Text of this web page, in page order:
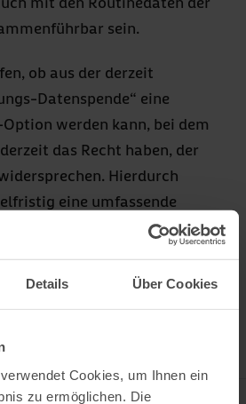
Details Über Cookies
Cookies, um Ihnen ein
zu ermöglichen. Die
sein.
ob aus der derzeit
Datenspende“ eine
werden kann, bei dem
das Recht haben, der
Hierdurch
eine umfassende
von internationalem
Brief